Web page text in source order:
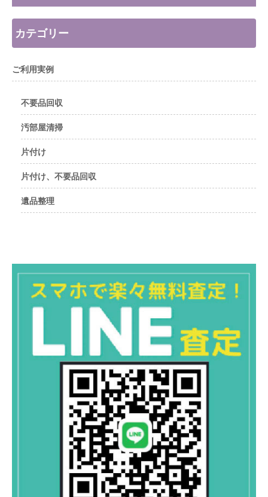
カテゴリー
ご利用実例
不要品回収
汚部屋清掃
片付け
片付け、不要品回収
遺品整理